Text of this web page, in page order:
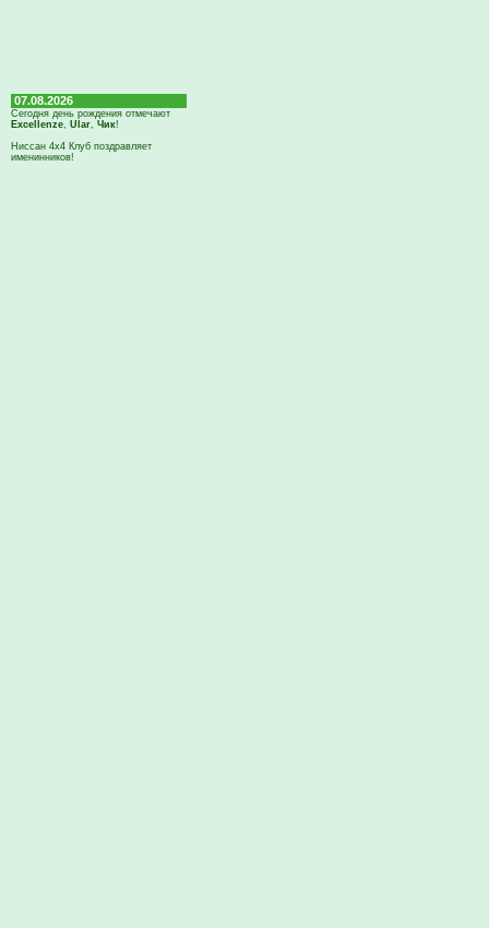
07.08.2026
Сегодня день рождения отмечают
Excellenze, Ular, Чик!
Ниссан 4х4 Клуб поздравляет
именинников!